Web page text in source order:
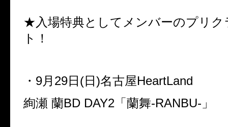
★入場特典としてメンバーのプリク
ト！
・ 9月 29日 (日 )名古屋HeartLand
絢瀬 蘭BD DAY2 「蘭舞-RANBU- 」